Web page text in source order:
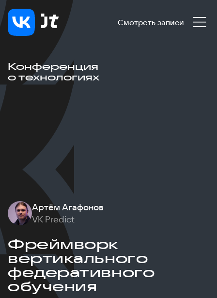
Смотреть записи
Конференция
о технологиях
Артём Агафонов
VK Predict
Фреймворк
вертикального
федеративного
обучения